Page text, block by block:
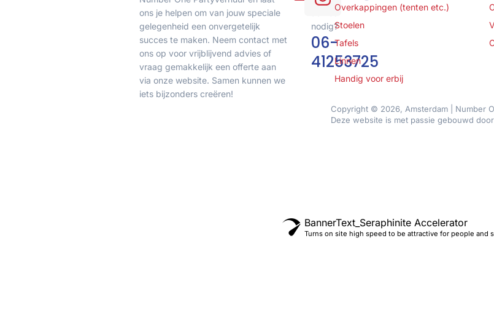
ons je helpen om van jouw speciale
gelegenheid een onvergetelijk
succes te maken. Neem contact met
ons op voor vrijblijvend advies of
vraag gemakkelijk een offerte aan
via onze website. Samen kunnen we
iets bijzonders creëren!
advies
nodig?
06-
41253725
Overkappingen (tenten etc.)
Stoelen
Tafels
Linnen
Handig voor erbij
Copyright © 2026, Amsterdam | Number
Deze website is met passie gebouwd
BannerText_Seraphinite Accelerator
Turns on site high speed to be attractive for people and